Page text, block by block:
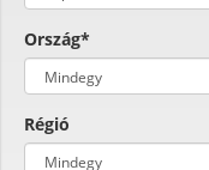
Ország*
Régió